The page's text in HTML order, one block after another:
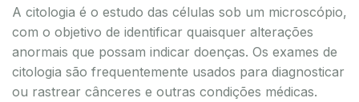
A citologia é o estudo das células sob um microscópio,
com o objetivo de identificar quaisquer alterações
anormais que possam indicar doenças. Os exames de
citologia são frequentemente usados para diagnosticar
ou rastrear cânceres e outras condições médicas.